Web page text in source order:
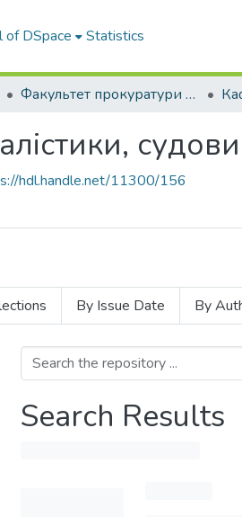
of DSpace Statistics
Факультет прокуратури та слідства (кримінальної юстиції)
hdl.handle.net/11300/156
By Issue Date By
Search Results